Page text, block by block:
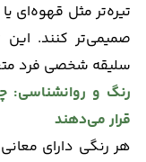
تیره‌تر مثل قهوه‌ای
صمیمی‌تر کنند. این
سلیقه شخصی فرد
رنگ و روانشناسی:
قرار می‌دهند
هر رنگی دارای